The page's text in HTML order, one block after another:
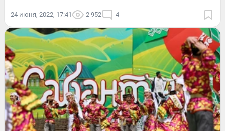
24 июня, 2022, 17:41 2 952 4